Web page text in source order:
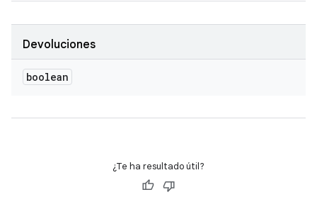
Devoluciones
boolean
¿Te ha resultado útil?